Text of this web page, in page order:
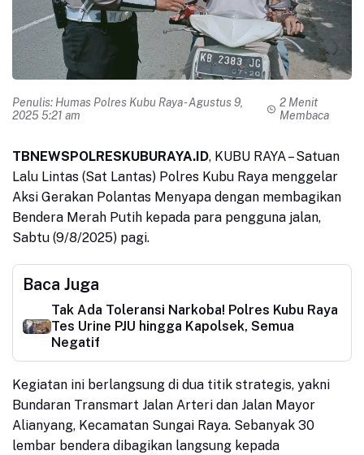
Penulis: Humas Polres Kubu Raya- Agustus 9,
2025 5:21 am
2 Menit
Membaca
TBNEWSPOLRESKUBURAYA.ID, KUBU RAYA – Satuan
Lalu Lintas (Sat Lantas) Polres Kubu Raya menggelar
Aksi Gerakan Polantas Menyapa dengan membagikan
Bendera Merah Putih kepada para pengguna jalan,
Sabtu (9/8/2025) pagi.
Baca Juga
Tak Ada Toleransi Narkoba! Polres Kubu Raya
Tes Urine PJU hingga Kapolsek, Semua
Negatif
Kegiatan ini berlangsung di dua titik strategis, yakni
Bundaran Transmart Jalan Arteri dan Jalan Mayor
Alianyang, Kecamatan Sungai Raya. Sebanyak 30
lembar bendera dibagikan langsung kepada